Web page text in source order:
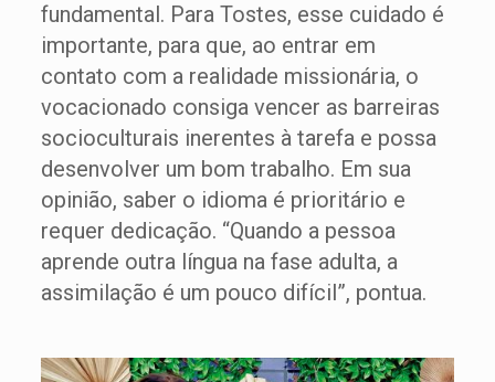
fundamental. Para Tostes, esse cuidado é
importante, para que, ao entrar em
contato com a realidade missionária, o
vocacionado consiga vencer as barreiras
socioculturais inerentes à tarefa e possa
desenvolver um bom trabalho. Em sua
opinião, saber o idioma é prioritário e
requer dedicação. “Quando a pessoa
aprende outra língua na fase adulta, a
assimilação é um pouco difícil”, pontua.